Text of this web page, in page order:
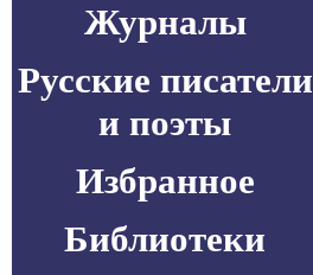
Журналы
Русские писатели
и поэты
Избранное
Библиотеки